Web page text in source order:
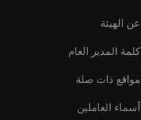
عن الهيئة
كلمة المدير العام
مواقع ذات صلة
أسماء العاملين